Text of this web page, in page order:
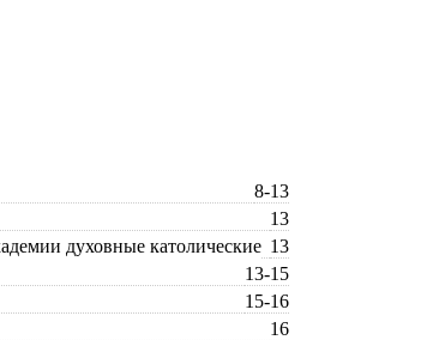
8-13
13
духовные католические 13
13-15
15-16
16